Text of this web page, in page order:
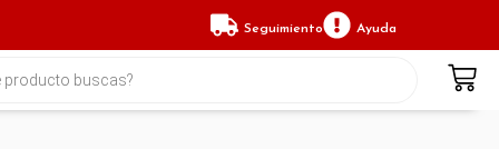
Seguimiento Ayuda